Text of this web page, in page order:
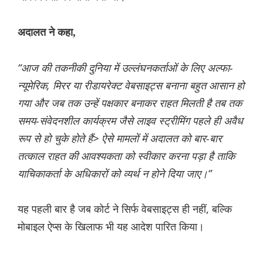
अदालत ने कहा,
“आज की तकनीकी दुनिया में उल्लंघनकर्ताओं के लिए अल्फा-
न्यूमेरिक, मिरर या रीडायरेक्ट वेबसाइट्स बनाना बहुत आसान हो
गया और जब तक उन्हें पक्षकार बनाकर राहत मिलती है तब तक
समय-संवेदनशील कार्यक्रम जैसे लाइव स्ट्रीमिंग पहले ही अवैध
रूप से हो चुके होते हैं> ऐसे मामलों में अदालत को बार-बार
तत्काल राहत की आवश्यकता को स्वीकार करना पड़ा है ताकि
याचिकाकर्ता के अधिकारों को व्यर्थ न होने दिया जाए।”
यह पहली बार है जब कोर्ट ने सिर्फ वेबसाइट्स ही नहीं, बल्कि
मोबाइल ऐप्स के खिलाफ भी यह आदेश पारित किया।